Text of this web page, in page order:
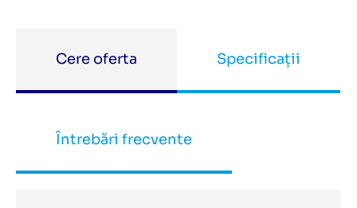
Cere oferta Specificații
Întrebări frecvente